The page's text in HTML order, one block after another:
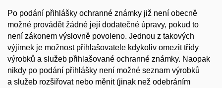
Po podání přihlášky ochranné známky již není obecně
možné provádět žádné její dodatečné úpravy, pokud to
není zákonem výslovně povoleno. Jednou z takových
výjimek je možnost přihlašovatele kdykoliv omezit třídy
výrobků a služeb přihlašované ochranné známky. Naopak
nikdy po podání přihlášky není možné seznam výrobků
a služeb rozšiřovat nebo měnit (jinak než odebráním